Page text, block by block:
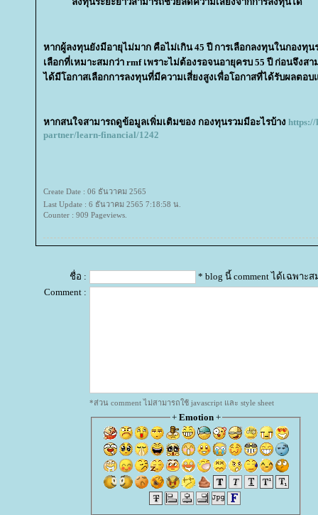
หากผู้ลงทุนยังมีอายุไม่มาก คือไม่เกิน 45 ปี การเลือกลงทุนในกองทุ
เลือกที่เหมาะสมกว่า rmf เพราะไม่ต้องรอจนอายุครบ 55 ปี ก่อนจึงส
ได้มีโอกาสเลือกการลงทุนที่มีความเสี่ยงสูงเพื่อโอกาสที่ได้รับผลต
หากสนใจสามารถดูข้อมูลเพิ่มเติมของ กองทุนรวมมีอะไรบ้าง
partner/learn-financial/1242
Create Date : 06 ธันวาคม 2565
Last Update : 6 ธันวาคม 2565 7:18:58 น.
Counter : 909 Pageviews.
ชื่อ :
* blog นี้ comment ได้เฉพาะ
Comment :
*ส่วน comment ไม่สามารถใช้ javascript และ style sheet
+ Emotion+